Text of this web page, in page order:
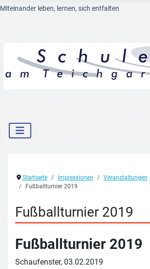
Miteinander leben, lernen, sich entfalten
Startseite Impressionen
Veranstaltungen
Fußballturnier 2019
Fußballturnier 2019
Fußballturnier 2019
Schaufenster, 03.02.2019